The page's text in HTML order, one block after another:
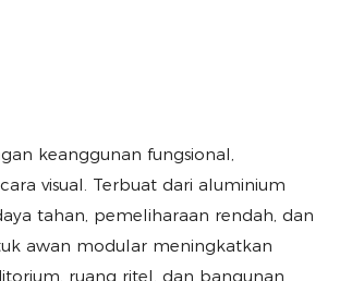
keanggunan fungsional,
visual. Terbuat dari aluminium
tahan, pemeliharaan rendah, dan
awan modular meningkatkan
ruang ritel, dan bangunan